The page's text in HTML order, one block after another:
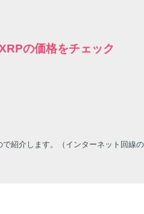
の価格をチェック
紹介します。（インターネット回線